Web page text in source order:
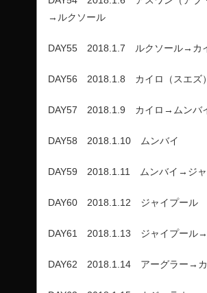
→ルクソール
DAY55 2018.1.7 ルクソール→カ
DAY56 2018.1.8 カイロ（スエズ）
DAY57 2018.1.9 カイロ→ムンバ
DAY58 2018.1.10 ムンバイ
DAY59 2018.1.11 ムンバイ→ジャ
DAY60 2018.1.12 ジャイプール
DAY61 2018.1.13 ジャイプール→
DAY62 2018.1.14 アーグラー→カ